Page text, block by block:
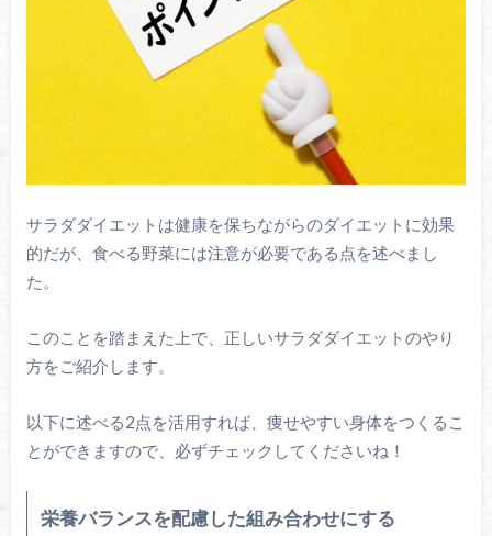
サラダダイエットは健康を保ちながらのダイエットに効果
的だが、食べる野菜には注意が必要である点を述べまし
た。
このことを踏まえた上で、正しいサラダダイエットのやり
方をご紹介します。
以下に述べる2点を活用すれば、痩せやすい身体をつくるこ
とができますので、必ずチェックしてくださいね！
栄養バランスを配慮した組み合わせにする